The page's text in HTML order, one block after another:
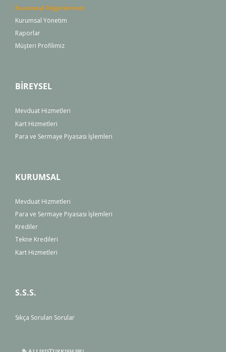
Kurumsal Değerlerimiz
Kurumsal Yönetim
Raporlar
Müşteri Profilimiz
BİREYSEL
Mevduat Hizmetleri
Kart Hizmetleri
Para ve Sermaye Piyasası İşlemleri
KURUMSAL
Mevduat Hizmetleri
Para ve Sermaye Piyasası İşlemleri
Krediler
Tekne Kredileri
Kart Hizmetleri
S.S.S.
Sıkça Sorulan Sorular